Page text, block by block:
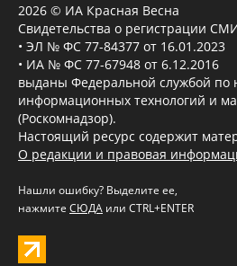
2026 © ИА Красная Весна
Свидетельства о регистрации
• ЭЛ № ФС 77-84377 от 16.01.2023
• ИА № ФС 77-67948 от 6.12.2016
выданы Федеральной службой по
информационных технологий и
(Роскомнадзор).
Настоящий ресурс содержит
О редакции и правовая
Нашли ошибку? Выделите ее,
нажмите СЮДА или CTRL+ENTER